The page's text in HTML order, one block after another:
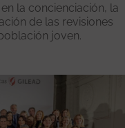
la concienciación, la
de las revisiones
joven.